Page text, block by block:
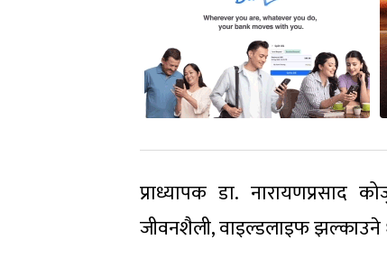
प्राध्यापक डा. नारायणप्रसाद
जीवनशैली, वाइल्डलाइफ झल्काउने